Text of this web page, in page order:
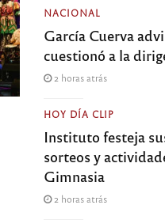
NACIONAL
García Cuerva
cuestionó a la
2 horas atrás
HOY DÍA CLIP
Instituto festeja
sorteos y
Gimnasia
2 horas atrás